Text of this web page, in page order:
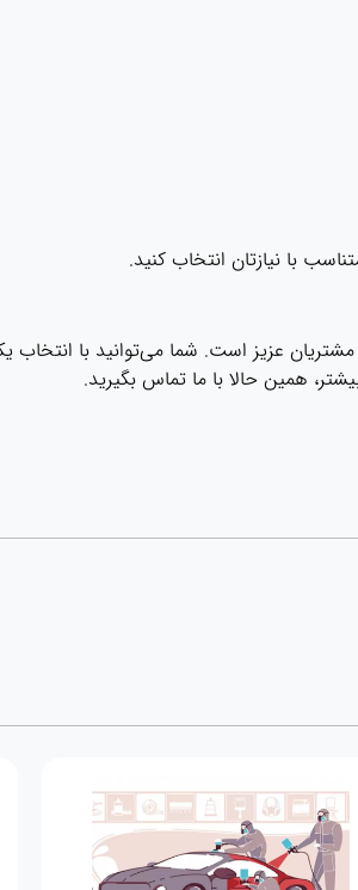
با نیازتان انتخاب کنید.
عزیز است. شما می‌توانید با انتخاب
همین حالا با ما تماس بگیرید.